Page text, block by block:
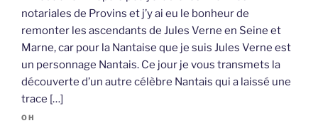
notariales de Provins et j’y ai eu le bonheur de
remonter les ascendants de Jules Verne en Seine et
Marne, car pour la Nantaise que je suis Jules Verne est
un personnage Nantais. Ce jour je vous transmets la
découverte d’un autre célèbre Nantais qui a laissé une
trace […]
OH